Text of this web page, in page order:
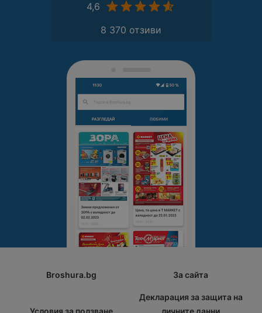
4,6
8 370 отзиви
Broshura.bg За сайта
Декларация за защита на